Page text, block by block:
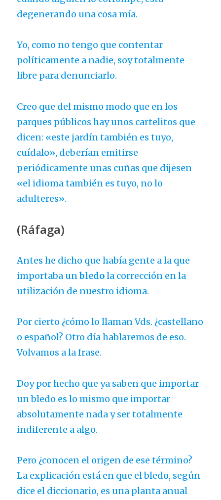
degenerando una cosa mía.
Yo, como no tengo que contentar
políticamente a nadie, soy totalmente
libre para denunciarlo.
Creo que del mismo modo que en los
parques públicos hay unos cartelitos que
dicen: «este jardín también es tuyo,
cuídalo», deberían emitirse
periódicamente unas cuñas que dijesen
«el idioma también es tuyo, no lo
adulteres».
(Ráfaga)
Antes he dicho que había gente a la que
importaba un bledola corrección en la
utilización de nuestro idioma.
Por cierto ¿cómo lo llaman Vds. ¿castellano
o español? Otro día hablaremos de eso.
Volvamos a la frase.
Doy por hecho que ya saben que importar
un bledo es lo mismo que importar
absolutamente nada y ser totalmente
indiferente a algo.
Pero ¿conocen el origen de ese término?
La explicación está en que el bledo, según
dice el diccionario, es una planta anual